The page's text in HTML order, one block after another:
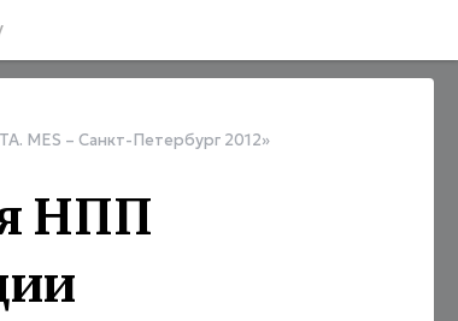
MES – Санкт-Петербург 2012»
НПП